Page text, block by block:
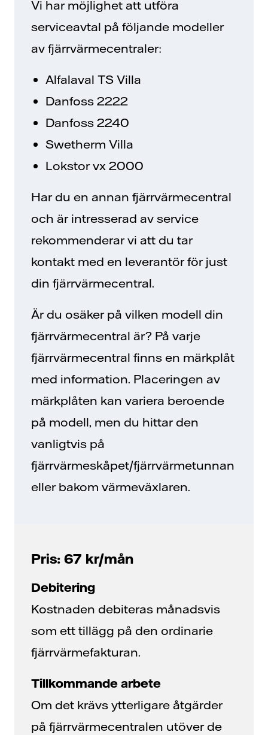
Vi har möjlighet att utföra
serviceavtal på följande modeller
av fjärrvärmecentraler:
Alfalaval TS Villa
Danfoss 2222
Danfoss 2240
Swetherm Villa
Lokstor vx 2000
Har du en annan fjärrvärmecentral
och är intresserad av service
rekommenderar vi att du tar
kontakt med en leverantör för just
din fjärrvärmecentral.
Är du osäker på vilken modell din
fjärrvärmecentral är? På varje
fjärrvärmecentral finns en märkplåt
med information. Placeringen av
märkplåten kan variera beroende
på modell, men du hittar den
vanligtvis på
fjärrvärmeskåpet/fjärrvärmetunnan
eller bakom värmeväxlaren.
Pris: 67 kr/mån
Debitering
Kostnaden debiteras månadsvis
som ett tillägg på den ordinarie
fjärrvärmefakturan.
Tillkommande arbete
Om det krävs ytterligare åtgärder
på fjärrvärmecentralen utöver de